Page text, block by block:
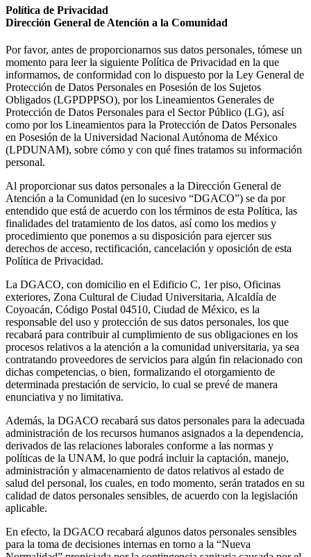
Política de Privacidad
Dirección General de Atención a la Comunidad
Por favor, antes de proporcionarnos sus datos personales, tómese un
momento para leer la siguiente Política de Privacidad en la que
informamos, de conformidad con lo dispuesto por la Ley General de
Protección de Datos Personales en Posesión de los Sujetos
Obligados (LGPDPPSO), por los Lineamientos Generales de
Protección de Datos Personales para el Sector Público (LG), así
como por los Lineamientos para la Protección de Datos Personales
en Posesión de la Universidad Nacional Autónoma de México
(LPDUNAM), sobre cómo y con qué fines tratamos su información
personal.
Al proporcionar sus datos personales a la Dirección General de
Atención a la Comunidad (en lo sucesivo “DGACO”) se da por
entendido que está de acuerdo con los términos de esta Política, las
finalidades del tratamiento de los datos, así como los medios y
procedimiento que ponemos a su disposición para ejercer sus
derechos de acceso, rectificación, cancelación y oposición de esta
Política de Privacidad.
La DGACO, con domicilio en el Edificio C, 1er piso, Oficinas
exteriores, Zona Cultural de Ciudad Universitaria, Alcaldía de
Coyoacán, Código Postal 04510, Ciudad de México, es la
responsable del uso y protección de sus datos personales, los que
recabará para contribuir al cumplimiento de sus obligaciones en los
procesos relativos a la atención a la comunidad universitaria, ya sea
contratando proveedores de servicios para algún fin relacionado con
dichas competencias, o bien, formalizando el otorgamiento de
determinada prestación de servicio, lo cual se prevé de manera
enunciativa y no limitativa.
Además, la DGACO recabará sus datos personales para la adecuada
administración de los recursos humanos asignados a la dependencia,
derivados de las relaciones laborales conforme a las normas y
políticas de la UNAM, lo que podrá incluir la captación, manejo,
administración y almacenamiento de datos relativos al estado de
salud del personal, los cuales, en todo momento, serán tratados en su
calidad de datos personales sensibles, de acuerdo con la legislación
aplicable.
En efecto, la DGACO recabará algunos datos personales sensibles
para la toma de decisiones internas en torno a la “Nueva